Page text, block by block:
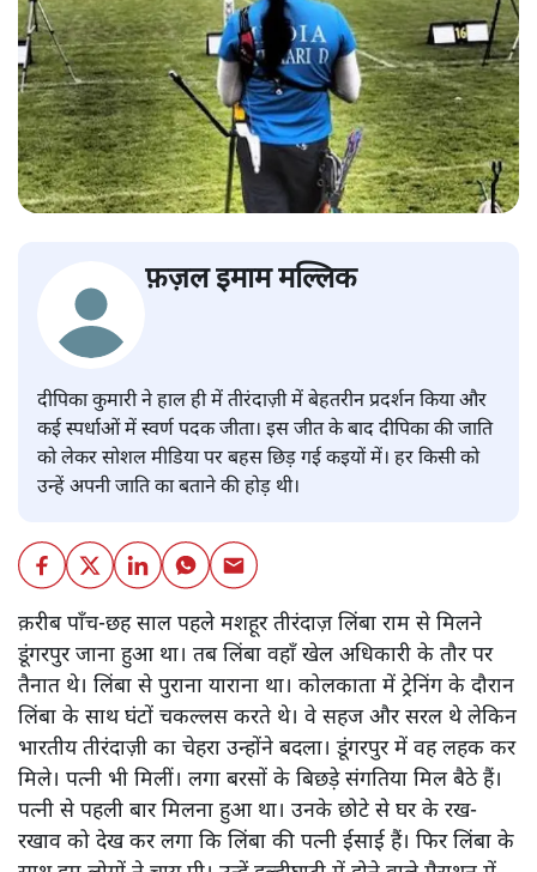
फ़ज़ल इमाम मल्लिक
दीपिका कुमारी ने हाल ही में तीरंदाज़ी में बेहतरीन प्रदर्शन किया और
कई स्पर्धाओं में स्वर्ण पदक जीता। इस जीत के बाद दीपिका की जाति
को लेकर सोशल मीडिया पर बहस छिड़ गई कइयों में। हर किसी को
उन्हें अपनी जाति का बताने की होड़ थी।
क़रीब पाँच-छह साल पहले मशहूर तीरंदाज़ लिंबा राम से मिलने
डूंगरपुर जाना हुआ था। तब लिंबा वहाँ खेल अधिकारी के तौर पर
तैनात थे। लिंबा से पुराना याराना था। कोलकाता में ट्रेनिंग के दौरान
लिंबा के साथ घंटों चकल्लस करते थे। वे सहज और सरल थे लेकिन
भारतीय तीरंदाज़ी का चेहरा उन्होंने बदला। डूंगरपुर में वह लहक कर
मिले। पत्नी भी मिलीं। लगा बरसों के बिछड़े संगतिया मिल बैठे हैं।
पत्नी से पहली बार मिलना हुआ था। उनके छोटे से घर के रख-
रखाव को देख कर लगा कि लिंबा की पत्नी ईसाई हैं। फिर लिंबा के